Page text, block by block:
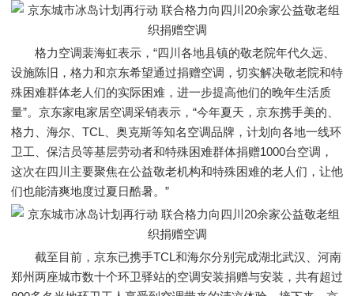
格力空调裴海虹表示，“四川各地县镇的敬老院年代久远、
设施陈旧，格力和京东希望通过捐赠空调，切实解决敬老院和特
殊困难群体老人们的实际困难，进一步提高他们的晚年生活质
量”。京东家电家居空调采销表示，“今年夏天，京东携手美的、
格力、海尔、TCL、奥克斯等知名空调品牌，计划向各地一线环
卫工、保洁员等基层劳动者和特殊困难群体捐赠1000台空调，
这次在四川主要聚焦在公益敬老机构和特殊困难的老人们，让他
们也能清爽地度过夏日酷暑。”
截至目前，京东已携手TCL和海尔分别完成湖北武汉、河南
郑州两座城市数十个环卫驿站的空调安装捐赠与安装，共有超过